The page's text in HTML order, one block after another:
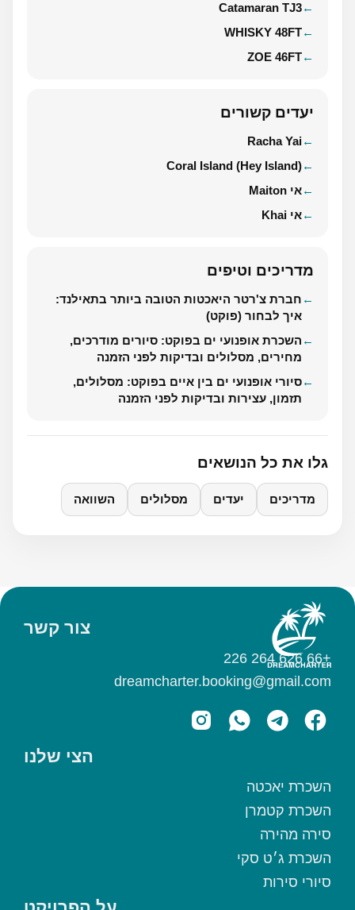
Catamaran TJ3
WHISKY 48FT
ZOE 46FT
יעדים קשורים
Racha Yai
Coral Island (Hey Island)
אי Maiton
אי Khai
מדריכים וטיפים
חברת צ'רטר היאכטות הטובה ביותר בתאילנד:
איך לבחור (פוקט)
השכרת אופנועי ים בפוקט: סיורים מודרכים,
מחירים, מסלולים ובדיקות לפני הזמנה
סיורי אופנועי ים בין איים בפוקט: מסלולים,
תזמון, עצירות ובדיקות לפני הזמנה
גלו את כל הנושאים
מדריכים יעדים מסלולים השוואה
הצי שלנו
השכרת יאכטה
השכרת קטמרן
סירה מהירה
השכרת ג׳ט סקי
סיורי סירות
צור קשר
+66 626 264 226
dreamcharter.booking@gmail.com